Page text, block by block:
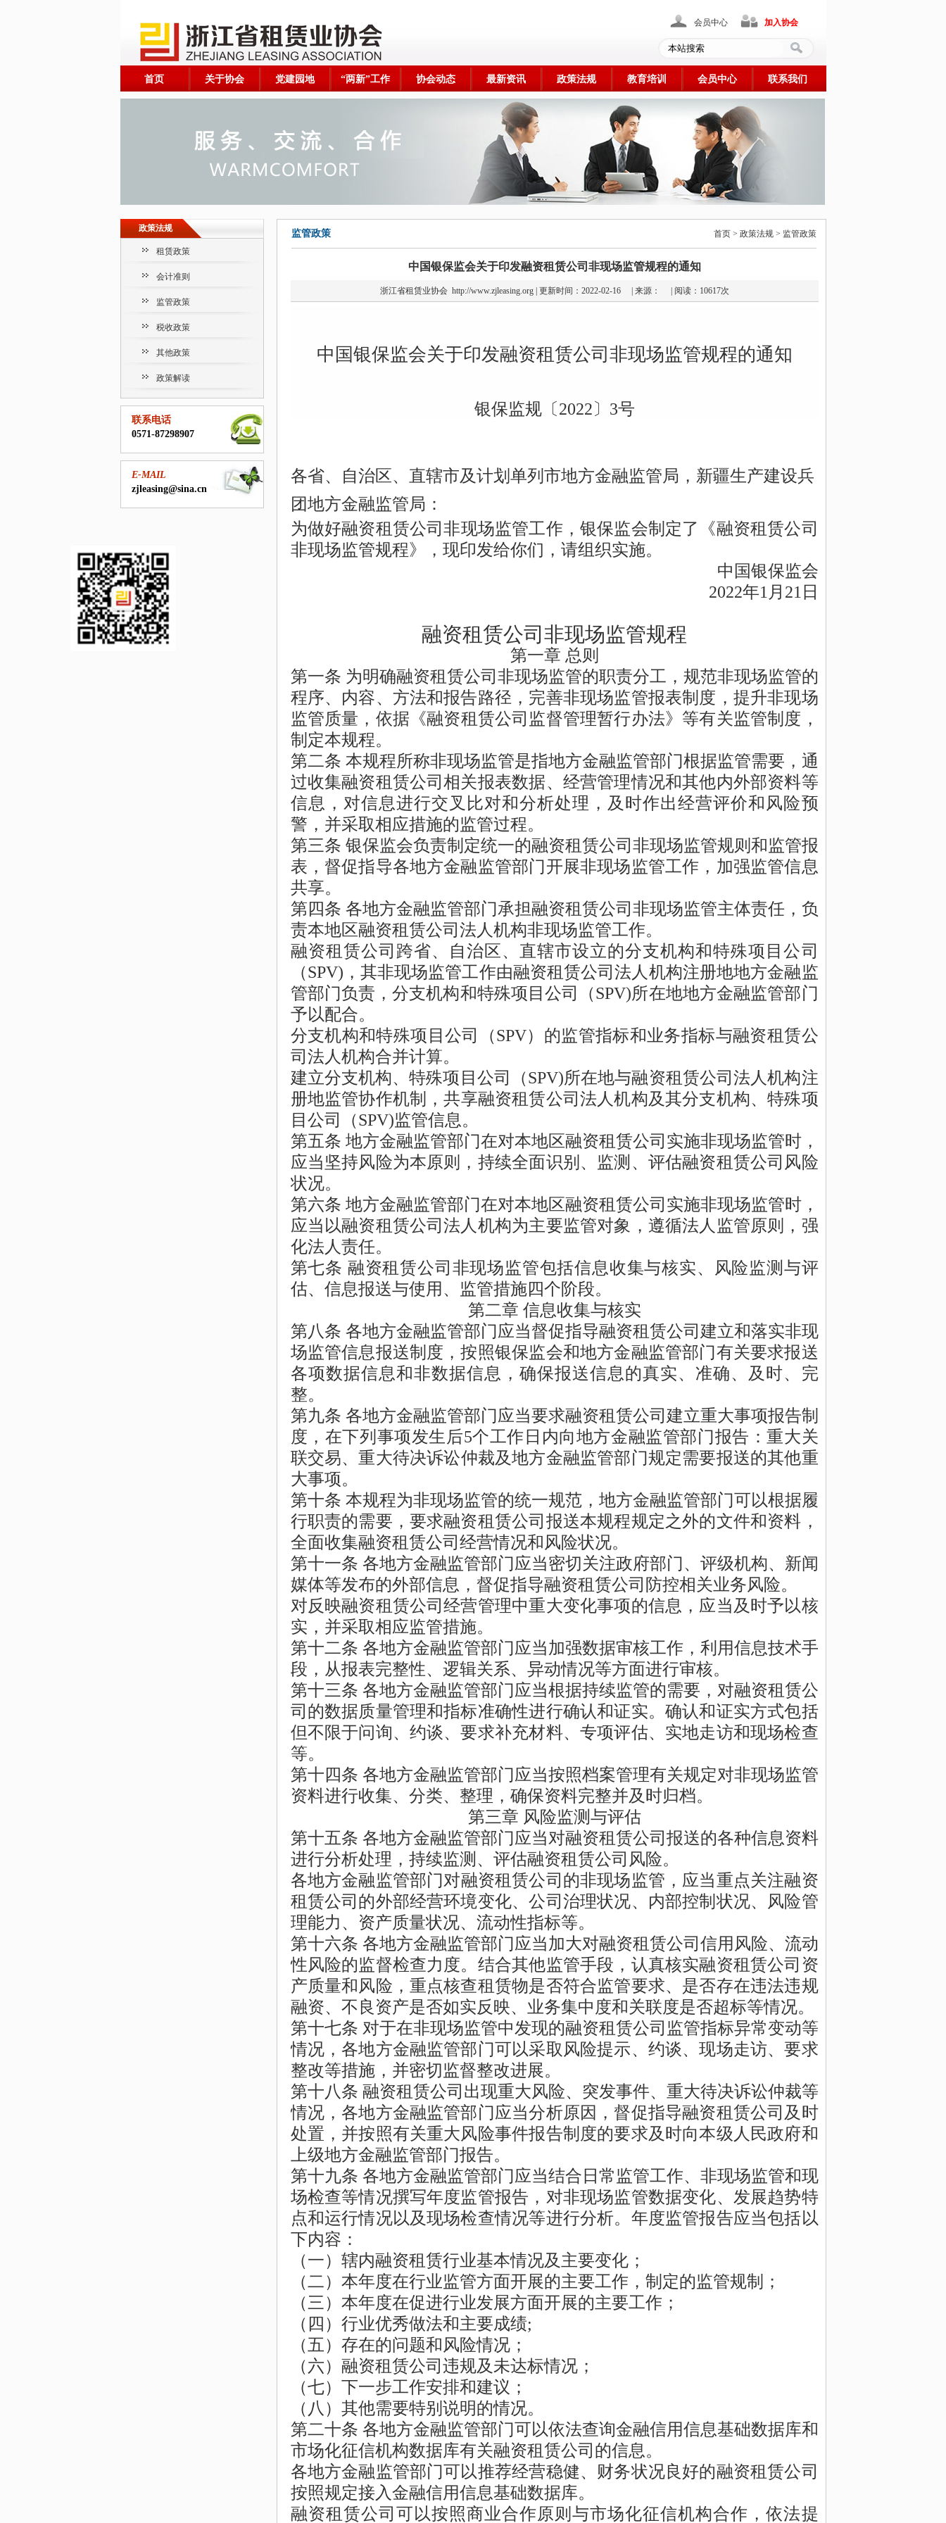
会员中心 加入协会
首页 关于协会 党建园地 “两新”工作 协会动态 最新资讯 政策法规 教育培训 会员中心 联系我们
政策法规
租赁政策
会计准则
监管政策
税收政策
其他政策
政策解读
联系电话
0571-87298907
E-MAIL
zjleasing@sina.cn
监管政策 首页 > 政策法规 > 监管政策
中国银保监会关于印发融资租赁公司非现场监管规程的通知
浙江省租赁业协会http://www.zjleasing.org | 更新时间：2022-02-16 | 来源： | 阅读：10617次
各省、自治区、直辖市及计划单列市地方金融监管局，新疆生产建设兵
团地方金融监管局：
为做好融资租赁公司非现场监管工作， 银保监会制定了《融资租赁公司
非现场监管规程》 ， 现印发给你们 ，请组织实施。
中国银保监会
2022年1 月 21 日
融资租赁公司非现场监管规程
第一章 总则
第一条 为明确融资租赁公司非现场监管的职责分工，规范非现场监管的
程序、内容、方法和报告路径，完善非现场监管报表制度，提升非现场
监管质量， 依据《融资租赁公司监督管理暂行办法》等有关监管制度，
制定本规程。
第二条 本规程所称非现场监管是指地方金融监管部门根据监管需要，通
过收集融资租赁公司相关报表数据、经营管理情况和其他内外部资料等
信息，对信息进行交叉比对和分析处理，及时作出经营评价和风险预
警，并采取相应措施的监管过程。
第三条 银保监会负责制定统一的融资租赁公司非现场监管规则和监管报
表，督促指导各地方金融监管部门开展非现场监管工作，加强监管信息
共享。
第四条 各地方金融监管部门承担融资租赁公司非现场监管主体责任，负
责本地区融资租赁公司法人机构非现场监管工作。
融资租赁公司跨省、自治区、直辖市设立的分支机构和特殊项目公司
（SPV)，其非现场监管工作由融资租赁公司法人机构注册地地方金融监
管部门负责，分支机构和特殊项目公司（SPV)所在地地方金融监管部门
予以配合。
分支机构和特殊项目公司（SPV）的监管指标和业务指标与融资租赁公
司法人机构合并计算。
建立分支机构、特殊项目公司（SPV)所在地与融资租赁公司法人机构注
册地监管协作机制，共享融资租赁公司法人机构及其分支机构、特殊项
目公司（SPV)监管信息。
第五条 地方金融监管部门在对本地区融资租赁公司实施非现场监管时，
应当坚持风险为本原则，持续全面识别、监测、评估融资租赁公司风险
状况。
第六条 地方金融监管部门在对本地区融资租赁公司实施非现场监管时，
应当以融资租赁公司法人机构为主要监管对象，遵循法人监管原则，强
化法人责任。
第七条 融资租赁公司非现场监管包括信息收集与核实、风险监测与评
估、信息报送与使用、监管措施四个阶段。
第二章 信息收集与核实
第八条 各地方金融监管部门应当督促指导融资租赁公司建立和落实非现
场监管信息报送制度，按照银保监会和地方金融监管部门有关要求报送
各项数据信息和非数据信息，确保报送信息的真实、准确、及时、完
整。
第九条 各地方金融监管部门应当要求融资租赁公司建立重大事项报告制
度， 在下列事项发生后5个工作日内向地方金融监管部门报告：重大关
联交易、重大待决诉讼仲裁及地方金融监管部门规定需要报送的其他重
大事项。
第十条 本规程为非现场监管的统一规范，地方金融监管部门可以根据履
行职责的需要，要求融资租赁公司报送本规程规定之外的文件和资料，
全面收集融资租赁公司经营情况和风险状况。
第十一条 各地方金融监管部门应当密切关注政府部门、评级机构、新闻
媒体等发布的外部信息，督促指导融资租赁公司防控相关业务风险。
对反映融资租赁公司经营管理中重大变化事项的信息，应当及时予以核
实，并采取相应监管措施。
第十二条 各地方金融监管部门应当加强数据审核工作，利用信息技术手
段，从报表完整性、逻辑关系、异动情况等方面进行审核。
第十三条 各地方金融监管部门应当根据持续监管的需要，对融资租赁公
司的数据质量管理和指标准确性进行确认和证实。确认和证实方式包括
但不限于问询、约谈、要求补充材料、专项评估、实地走访和现场检查
等。
第十四条 各地方金融监管部门应当按照档案管理有关规定对非现场监管
资料进行收集、分类、整理，确保资料完整并及时归档。
第三章 风险监测与评估
第十五条 各地方金融监管部门应当对融资租赁公司报送的各种信息资料
进行分析处理，持续监测、评估融资租赁公司风险。
各地方金融监管部门对融资租赁公司的非现场监管，应当重点关注融资
租赁公司的外部经营环境变化、公司治理状况、内部控制状况、风险管
理能力、资产质量状况、流动性指标等。
第十六条 各地方金融监管部门应当加大对融资租赁公司信用风险、流动
性风险的监督检查力度。结合其他监管手段，认真核实融资租赁公司资
产质量和风险，重点核查租赁物是否符合监管要求、是否存在违法违规
融资、不良资产是否如实反映、业务集中度和关联度是否超标等情况。
第十七条 对于在非现场监管中发现的融资租赁公司监管指标异常变动等
情况，各地方金融监管部门可以采取风险提示、约谈、现场走访、要求
整改等措施，并密切监督整改进展。
第十八条 融资租赁公司出现重大风险、突发事件、重大待决诉讼仲裁等
情况，各地方金融监管部门应当分析原因，督促指导融资租赁公司及时
处置，并按照有关重大风险事件报告制度的要求及时向本级人民政府和
上级地方金融监管部门报告。
第十九条 各地方金融监管部门应当结合日常监管工作、非现场监管和现
场检查等情况撰写年度监管报告，对非现场监管数据变化、发展趋势特
点和运行情况以及现场检查情况等进行分析。年度监管报告应当包括以
下内容：
（一）辖内融资租赁行业基本情况及主要变化；
（二）本年度在行业监管方面开展的主要工作，制定的监管规制；
（三）本年度在促进行业发展方面开展的主要工作；
（四）行业优秀做法和主要成绩;
（五）存在的问题和风险情况；
（六）融资租赁公司违规及未达标情况；
（七）下一步工作安排和建议；
（八）其他需要特别说明的情况。
第二十条 各地方金融监管部门可以依法查询金融信用信息基础数据库和
市场化征信机构数据库有关融资租赁公司的信息。
各地方金融监管部门可以推荐经营稳健、财务状况良好的融资租赁公司
按照规定接入金融信用信息基础数据库。
融资租赁公司可以按照商业合作原则与市场化征信机构合作，依法提